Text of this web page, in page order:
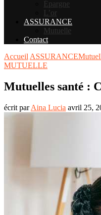
Épargne
L’or
ASSURANCE
Mutuelle
Contact
Accueil ASSURANCE
MUTUELLE
Mutuelles santé :
écrit parAina Lucia avril 25,